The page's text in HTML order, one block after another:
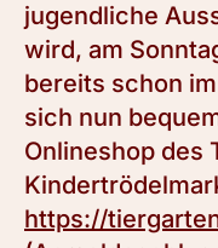
jugendliche
wird, am
bereits schon
sich nun
Onlineshop des
https://